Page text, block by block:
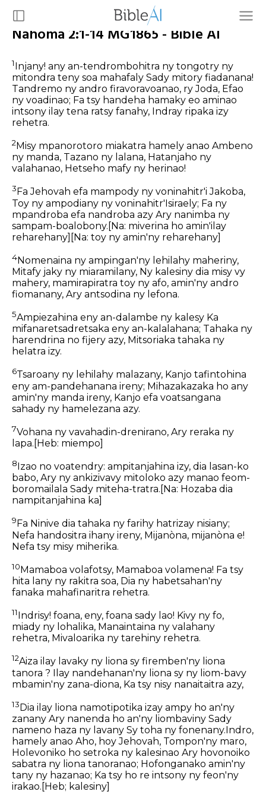
Nahoma 2:1-14 MG1865 - Bible AI
1Injany! any an-tendrombohitra ny tongotry ny
mitondra teny soa mahafaly Sady mitory fiadanana!
Tandremo ny andro firavoravoanao, ry Joda, Efao
ny voadinao; Fa tsy handeha hamaky eo aminao
intsony ilay tena ratsy fanahy, Indray ripaka izy
rehetra.
2 Misy mpanorotoro miakatra hamely anao Ambeno
ny manda, Tazano ny lalana, Hatanjaho ny
valahanao, Hetseho mafy ny herinao!
3 Fa Jehovah efa mampody ny voninahitr'i Jakoba,
Toy ny ampodiany ny voninahitr'Isiraely; Fa ny
mpandroba efa nandroba azy Ary nanimba ny
sampam-boalobony. [Na: miverina ho amin'ilay
reharehany] [Na: toy ny amin'ny reharehany]
4Nomenaina ny ampingan'ny lehilahy maheriny,
Mitafy jaky ny miaramilany, Ny kalesiny dia misy vy
mahery, mamirapiratra toy ny afo, amin'ny andro
fiomanany, Ary antsodina ny lefona.
5Ampiezahina eny an-dalambe ny kalesy Ka
mifanaretsadretsaka eny an-kalalahana; Tahaka ny
harendrina no fijery azy, Mitsoriaka tahaka ny
helatra izy.
6Tsaroany ny lehilahy malazany, Kanjo tafintohina
eny am-pandehanana ireny; Mihazakazaka ho any
amin'ny manda ireny, Kanjo efa voatsangana
sahady ny hamelezana azy.
7Vohana ny vavahadin-drenirano, Ary reraka ny
lapa. [Heb: miempo]
8 Izao no voatendry: ampitanjahina izy, dia lasan-ko
babo, Ary ny ankizivavy mitoloko azy manao feom-
boromailala Sady miteha-tratra. [Na: Hozaba dia
nampitanjahina ka]
9 Fa Ninive dia tahaka ny farihy hatrizay nisiany;
Nefa handositra ihany ireny, Mijanòna, mijanòna e!
Nefa tsy misy miherika.
10Mamaboa volafotsy, Mamaboa volamena! Fa tsy
hita lany ny rakitra soa, Dia ny habetsahan'ny
fanaka mahafinaritra rehetra.
11 Indrisy! foana, eny, foana sady lao! Kivy ny fo,
miady ny lohalika, Manaintaina ny valahany
rehetra, Mivaloarika ny tarehiny rehetra.
12Aiza ilay lavaky ny liona sy firemben'ny liona
tanora ? Ilay nandehanan'ny liona sy ny liom-bavy
mbamin'ny zana-diona, Ka tsy nisy nanaitaitra azy,
13Dia ilay liona namotipotika izay ampy ho an'ny
zanany Ary nanenda ho an'ny liombaviny Sady
nameno haza ny lavany Sy toha ny fonenany.Indro,
hamely anao Aho, hoy Jehovah, Tompon'ny maro,
Holevoniko ho setroka ny kalesinao Ary hovonoiko
sabatra ny liona tanoranao; Hofonganako amin'ny
tany ny hazanao; Ka tsy ho re intsony ny feon'ny
irakao. [Heb; kalesiny]